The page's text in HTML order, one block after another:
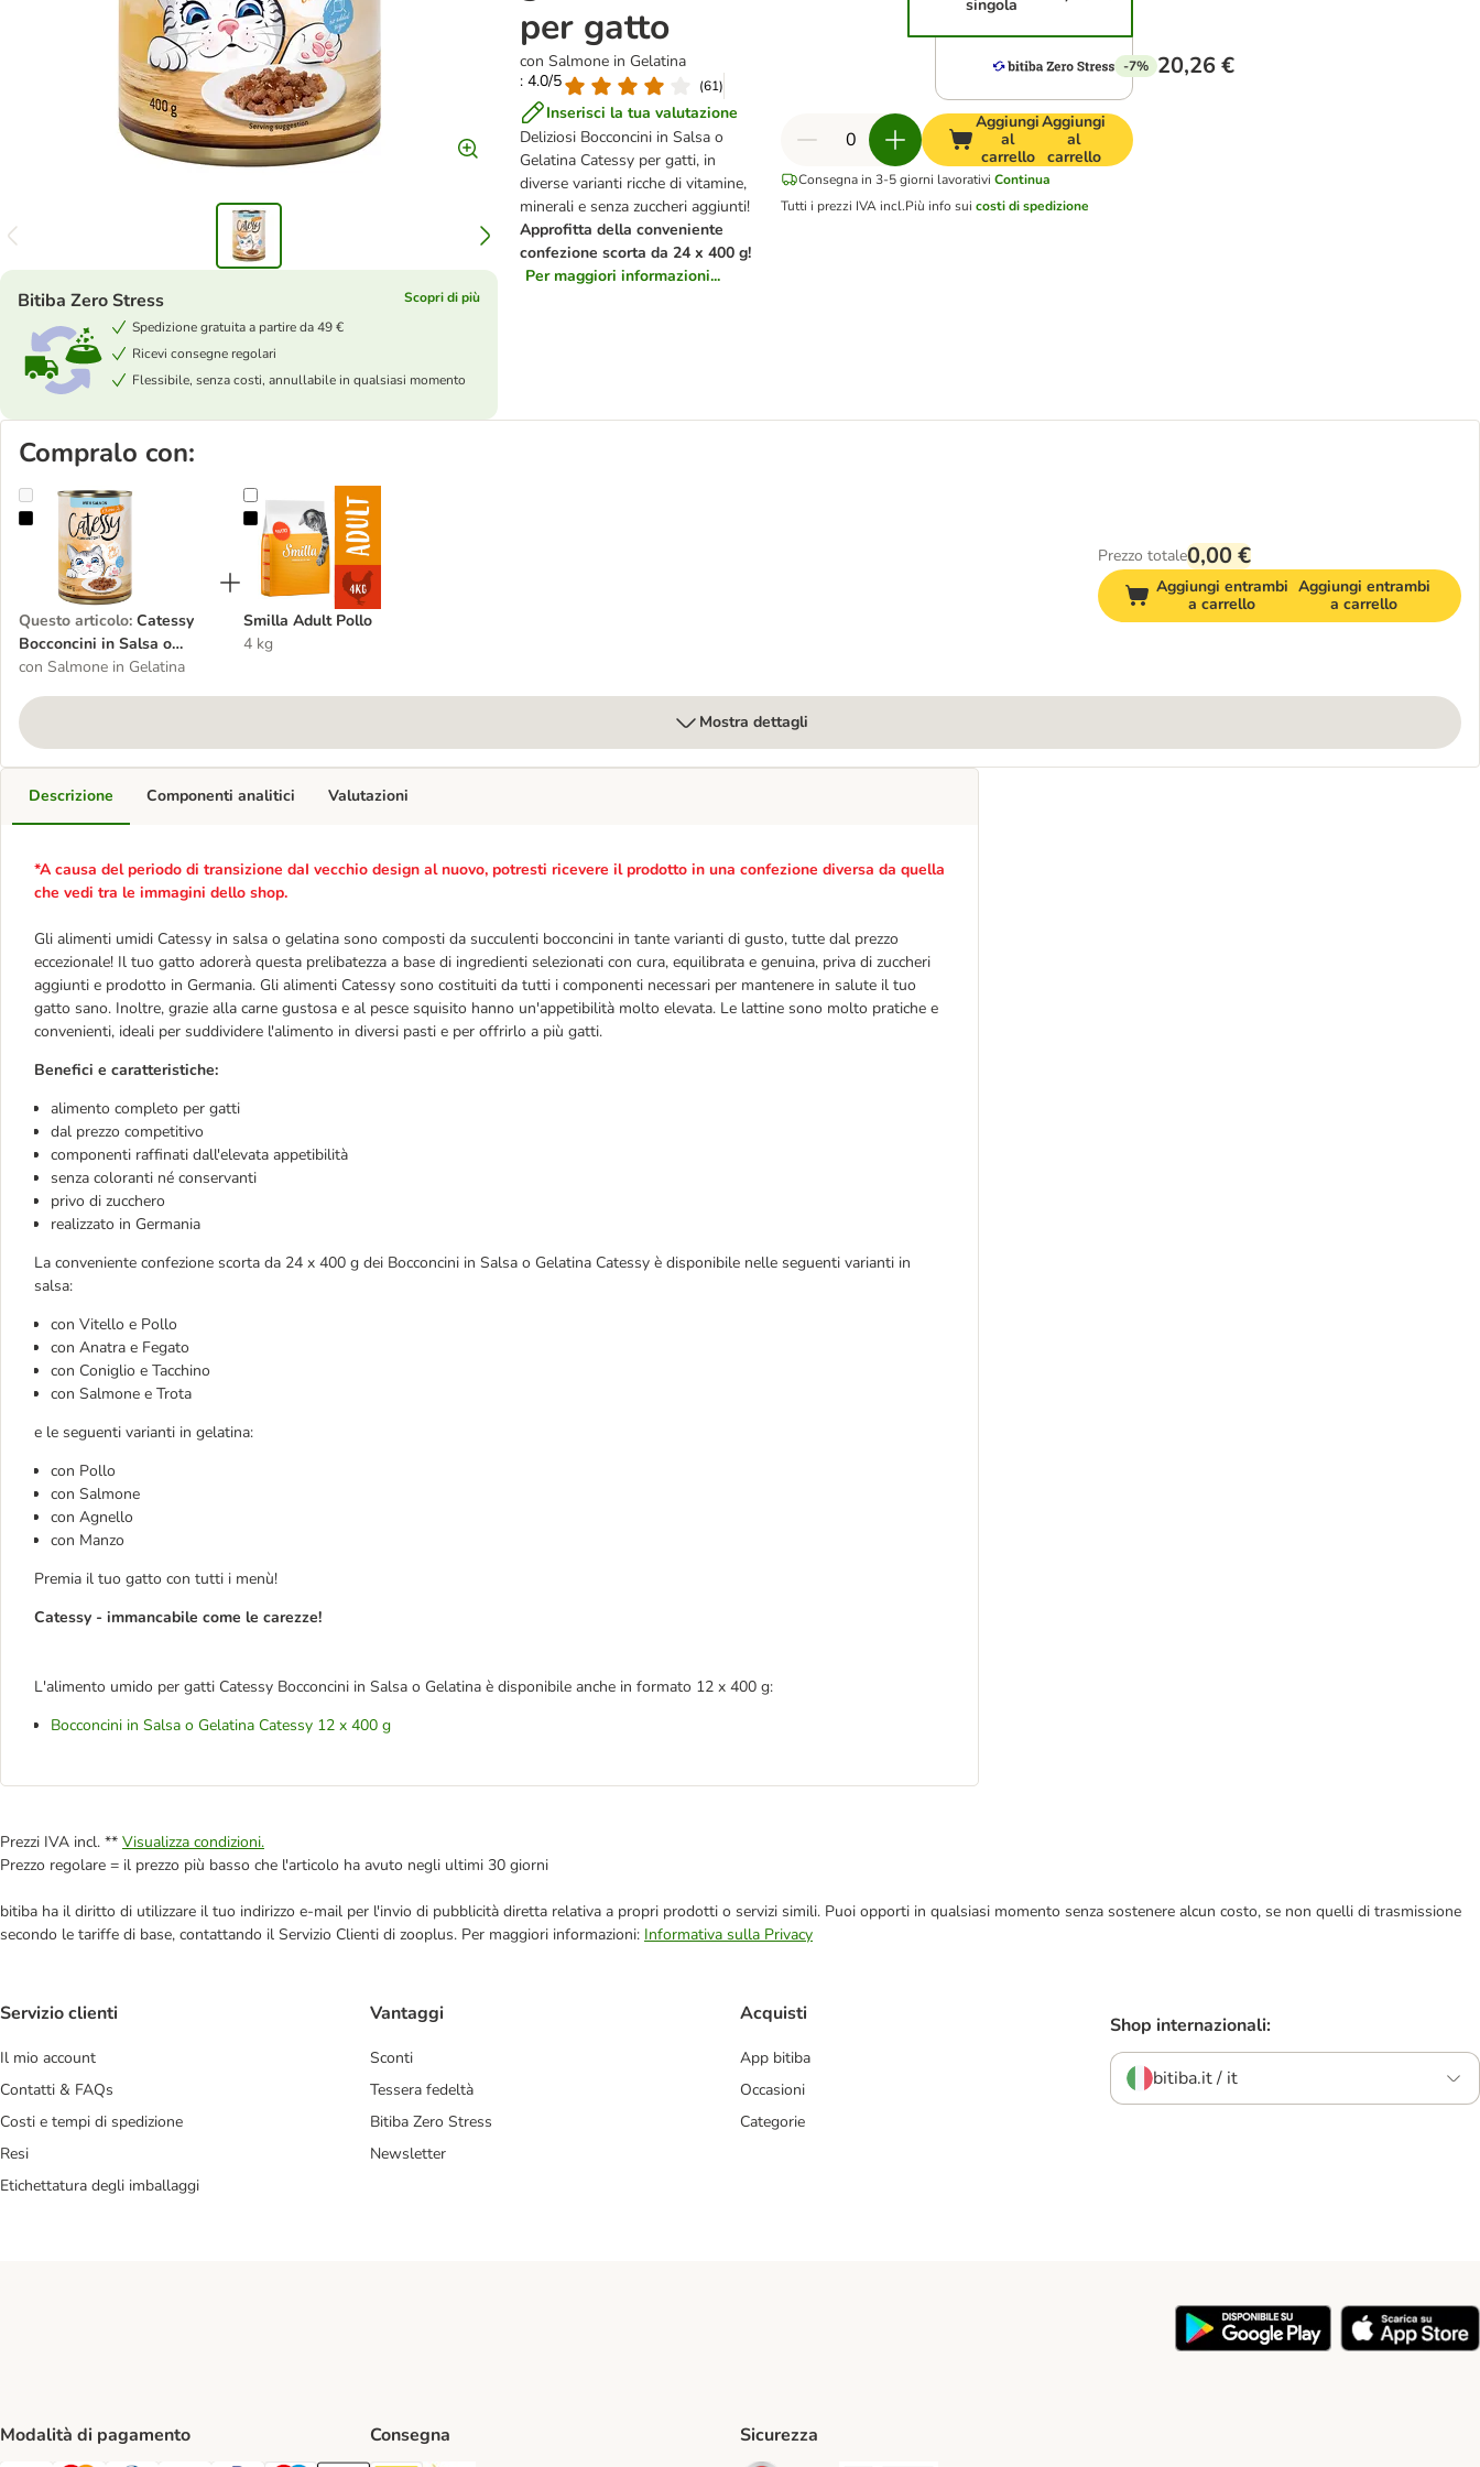
per gatto
con Salmone in Gelatina
: 4.0/5
(61)
Inserisci la tua valutazione
Deliziosi Bocconcini in Salsa o
Gelatina Catessy per gatti, in
diverse varianti ricche di vitamine,
minerali e senza zuccheri aggiunti!
Approfitta della conveniente
confezione scorta da 24 x 400 g!
Per maggiori informazioni...
Bitiba Zero Stress
Scopri di più
Spedizione gratuita a partire da 49 €
Ricevi consegne regolari
Flessibile, senza costi, annullabile in qualsiasi momento
singola
-7% 20,26 €
Aggiungi
al
carrello
Aggiungi
al
carrello
Consegna in 3-5 giorni lavorativi Continua
Tutti i prezzi IVA incl.Più info suicosti di spedizione
Compralo con:
Catessy Bocconcini in Salsa o Gelatina 24 x 400 g Umido per gatto
Questo articolo: Catessy
Bocconcini in Salsa o
Gelatina 24 x 400 g Umido
con Salmone in Gelatina
Smilla Adult Pollo
Smilla Adult Pollo
4 kg
Prezzo totale0,00 €
Aggiungi entrambi
a carrello
Aggiungi entrambi
a carrello
Mostra dettagli
Descrizione
*A causa del periodo di transizione daI vecchio design al nuovo, potresti ricevere il prodotto in una confezione diversa da quella
che vedi tra le immagini dello shop.
Gli alimenti umidi Catessy in salsa o gelatina sono composti da succulenti bocconcini in tante varianti di gusto, tutte dal prezzo
eccezionale! Il tuo gatto adorerà questa prelibatezza a base di ingredienti selezionati con cura, equilibrata e genuina, priva di zuccheri
aggiunti e prodotto in Germania. Gli alimenti Catessy sono costituiti da tutti i componenti necessari per mantenere in salute il tuo
gatto sano. Inoltre, grazie alla carne gustosa e al pesce squisito hanno un'appetibilità molto elevata. Le lattine sono molto pratiche e
convenienti, ideali per suddividere l'alimento in diversi pasti e per offrirlo a più gatti.
Benefici e caratteristiche:
alimento completo per gatti
dal prezzo competitivo
componenti raffinati dall'elevata appetibilità
senza coloranti né conservanti
privo di zucchero
realizzato in Germania
La conveniente confezione scorta da 24 x 400 g dei Bocconcini in Salsa o Gelatina Catessy è disponibile nelle seguenti varianti in
salsa:
con Vitello e Pollo
con Anatra e Fegato
con Coniglio e Tacchino
con Salmone e Trota
e le seguenti varianti in gelatina:
con Pollo
con Salmone
con Agnello
con Manzo
Premia il tuo gatto con tutti i menù!
Catessy - immancabile come le carezze!
L'alimento umido per gatti Catessy Bocconcini in Salsa o Gelatina è disponibile anche in formato 12 x 400 g:
Bocconcini in Salsa o Gelatina Catessy 12 x 400 g
Componenti analitici Valutazioni
Prezzi IVA incl. ** Visualizza condizioni.
Prezzo regolare = il prezzo più basso che l'articolo ha avuto negli ultimi 30 giorni
bitiba ha il diritto di utilizzare il tuo indirizzo e-mail per l'invio di pubblicità diretta relativa a propri prodotti o servizi simili. Puoi opporti in qualsiasi momento senza sostenere alcun costo, se non quelli di trasmissione
secondo le tariffe di base, contattando il Servizio Clienti di zooplus. Per maggiori informazioni: Informativa sulla Privacy
Servizio clienti
Il mio account
Contatti & FAQs
Costi e tempi di spedizione
Resi
Etichettatura degli imballaggi
Vantaggi
Sconti
Tessera fedeltà
Bitiba Zero Stress
Newsletter
Acquisti
App bitiba
Occasioni
Categorie
Shop internazionali:
bitiba.it / it
Modalità di pagamento Consegna Sicurezza